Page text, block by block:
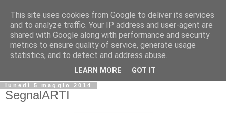
Biblio@rti in
Il Blog della Biblioteca di Area delle arti per condividere
informazioni iniziative incontri
lunedì 5 maggio 2014
SegnalARTI
This site uses cookies from Google to deliver its services
and to analyze traffic. Your IP address and user-agent are
shared with Google along with performance and security
metrics to ensure quality of service, generate usage
statistics, and to detect and address abuse.
LEARN MORE GOT IT